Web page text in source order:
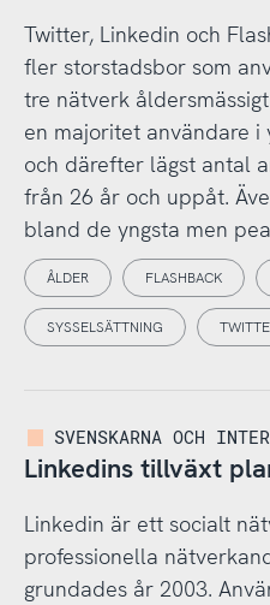
Twitter, Linkedin och
fler storstadsbor som
tre nätverk
en majoritet användare i
och därefter lägst antal
från 26 år och uppåt.
bland de yngsta men
ÅLDER FLASHBACK
SYSSELSÄTTNING
SVENSKARNA OCH
Linkedins tillväxt
Linkedin är ett socialt
professionella
grundades år 2003.